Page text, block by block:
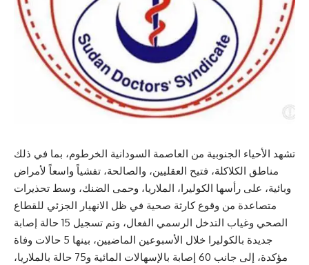
تشهد الأحياء الجنوبية من العاصمة السودانية الخرطوم، بما في ذلك
مناطق الكلاكلة، فتيح العقليين، والصالحة، تفشياً واسعاً لأمراض
وبائية، على رأسها الكوليرا، الملاريا، وحمى الضنك، وسط تحذيرات
متصاعدة من وقوع كارثة صحية في ظل الانهيار الجزئي للقطاع
الصحي وغياب التدخل الرسمي الفعال، وتم تسجيل 15 حالة إصابة
جديدة بالكوليرا خلال الأسبوعين الماضيين، بينها 5 حالات وفاة
مؤكدة، إلى جانب 60 إصابة بالإسهالات المائية و75 حالة بالملاريا،